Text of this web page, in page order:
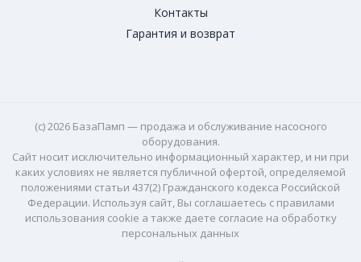
Контакты
Гарантия и возврат
(c) 2026 БазаПамп — продажа и обслуживание насосного
оборудования.
Сайт носит исключительно информационный характер, и ни при
каких условиях не является публичной офертой, определяемой
положениями статьи 437(2) Гражданского кодекса Российской
Федерации. Используя сайт, Вы соглашаетесь с правилами
использования cookie а также даете согласие на обработку
персональных данных